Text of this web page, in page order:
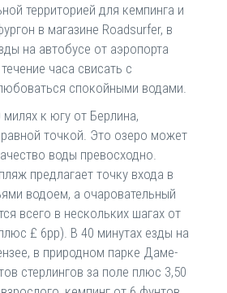
территорией для кемпинга и
в магазине Roadsurfer, в
на автобусе от аэропорта
часа свисать с
спокойными водами.
к югу от Берлина,
точкой. Это озеро может
воды превосходно.
предлагает точку входа в
водоем, а очаровательный
всего в нескольких шагах от
£ 6pp). В 40 минутах езды на
в природном парке Даме-
стерлингов за поле плюс 3,50